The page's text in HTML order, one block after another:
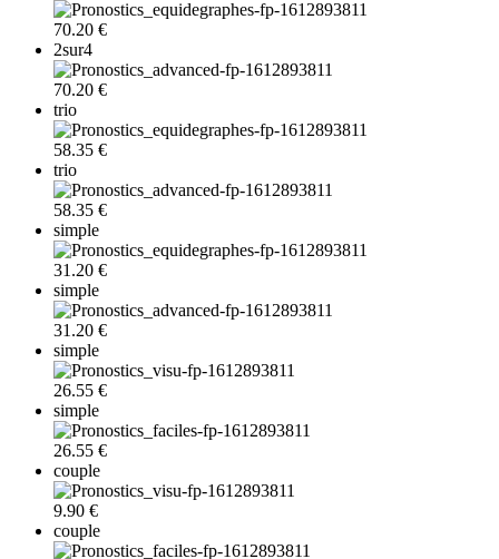
70.20 €
2sur4
70.20 €
trio
58.35 €
trio
58.35 €
simple
31.20 €
simple
31.20 €
simple
26.55 €
simple
26.55 €
couple
9.90 €
couple